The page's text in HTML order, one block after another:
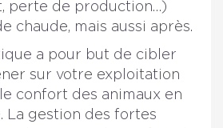
perte de production…)
chaude, mais aussi après.
a pour but de cibler
sur votre exploitation
confort des animaux en
La gestion des fortes